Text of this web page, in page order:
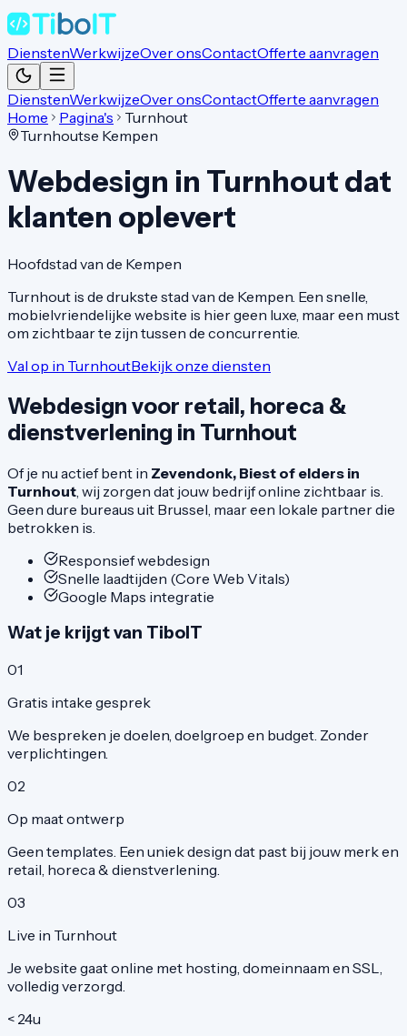
DienstenWerkwijzeOver onsContactOfferte aanvragen
DienstenWerkwijzeOver onsContactOfferte aanvragen
Home
Pagina's
Turnhout
Turnhoutse Kempen
Webdesign in Turnhout dat
klanten oplevert
Hoofdstad van de Kempen
Turnhout is de drukste stad van de Kempen. Een snelle,
mobielvriendelijke website is hier geen luxe, maar een must
om zichtbaar te zijn tussen de concurrentie.
Val op in TurnhoutBekijk onze diensten
Webdesign voor retail, horeca &
dienstverlening in Turnhout
Of je nu actief bent in Zevendonk, Biest of elders in
Turnhout , wij zorgen dat jouw bedrijf online zichtbaar is.
Geen dure bureaus uit Brussel, maar een lokale partner die
betrokken is.
Responsief webdesign
Snelle laadtijden (Core Web Vitals)
Google Maps integratie
Wat je krijgt van TiboIT
01
Gratis intake gesprek
We bespreken je doelen, doelgroep en budget. Zonder
verplichtingen.
02
Op maat ontwerp
Geen templates. Een uniek design dat past bij jouw merk en
retail, horeca & dienstverlening.
03
Live in Turnhout
Je website gaat online met hosting, domeinnaam en SSL,
volledig verzorgd.
< 24u